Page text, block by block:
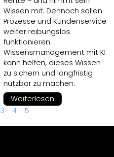
Wissen mit. Dennoch sollen
Prozesse und Kundenservice
weiter reibungslos
funktionieren.
Wissensmanagement mit KI
kann helfen, dieses Wissen
zu sichern und langfristig
nutzbar zu machen.
Weiterlesen
3 4 5